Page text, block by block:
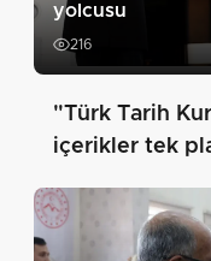
yolcusu
216
"Türk Tarih
içerikler tek